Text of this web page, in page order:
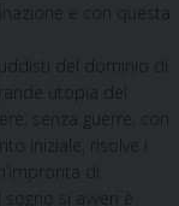
e con questa
del dominio di
utopia del
senza guerre, con
iniziale, risolve i
di
si avveri è